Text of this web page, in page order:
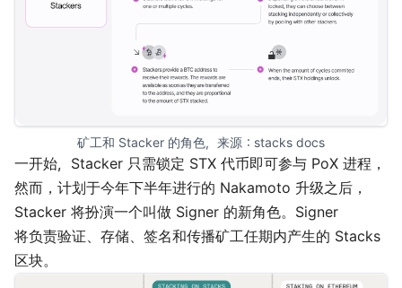
矿工和 Stacker 的角色，来源： stacks docs
一开始，Stacker 只需锁定 STX 代币即可参与 PoX 进程，
然而，计划于今年下半年进行的 Nakamoto 升级之后，
Stacker 将扮演一个叫做 Signer 的新角色。Signer
将负责验证、存储、签名和传播矿工任期内产生的 Stacks
区块。